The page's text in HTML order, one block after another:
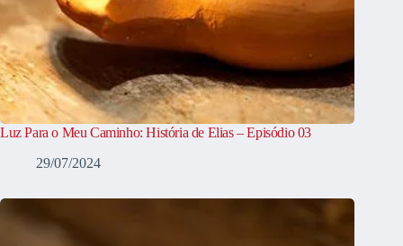
Luz Para o Meu Caminho: História de Elias – Episódio 03
29/07/2024